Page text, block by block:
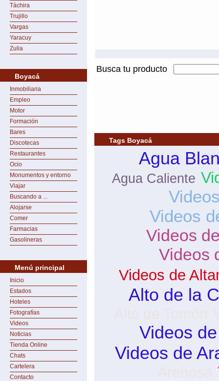
Táchira
Trujillo
Vargas
Yaracuy
Zulia
Boyacá
Inmobiliaria
Empleo
Motor
Formación
Bares
Discotecas
Restaurantes
Ocio
Monumentos y entorno
Viajar
Buscando a ...
Alojarse
Comer
Farmacias
Gasolineras
Menú principal
Inicio
Estados
Hoteles
Fotografías
Videos
Noticias
Tienda Online
Chats
Cartelera
Contacto
Busca tu producto
Tags Boyacá
Agua
Agua Caliente
Videos
Videos
Videos
Videos de
Alto de la
Videos
Videos de